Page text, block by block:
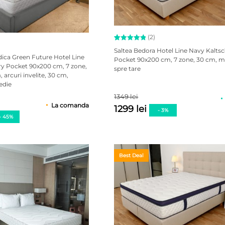
Green Future Hotel Line
Pocket 90x200 cm, 7 zone,
arcuri invelite, 30 cm,
45%
La comanda
Evaluat la
5.00
din 5 pe
baza a
2
(2)
Saltea Bedora Hotel Line Navy
Pocket 90x200 cm, 7 zone, 30 cm,
spre tare
1349 lei
1299 lei - 3%
Best Deal